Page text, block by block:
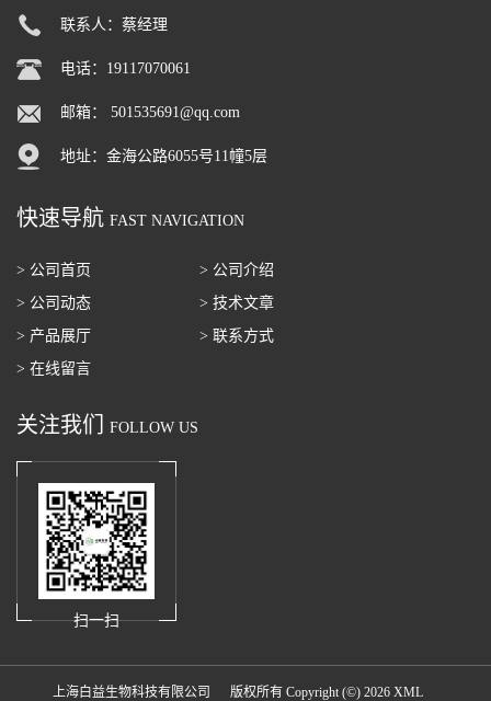
联系人：蔡经理
电话：19117070061
邮箱： 501535691@qq.com
地址：金海公路6055号11幢5层
快速导航 FAST NAVIGATION
> 公司首页
> 公司介绍
> 公司动态
> 技术文章
> 产品展厅
> 联系方式
> 在线留言
关注我们 FOLLOW US
扫一扫
上海白益生物科技有限公司 版权所有 Copyright (©) 2026 XML